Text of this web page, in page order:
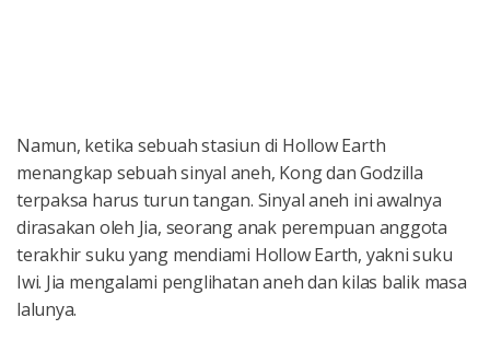
Namun, ketika sebuah stasiun di Hollow Earth
menangkap sebuah sinyal aneh, Kong dan Godzilla
terpaksa harus turun tangan. Sinyal aneh ini awalnya
dirasakan oleh Jia, seorang anak perempuan anggota
terakhir suku yang mendiami Hollow Earth, yakni suku
Iwi. Jia mengalami penglihatan aneh dan kilas balik masa
lalunya.